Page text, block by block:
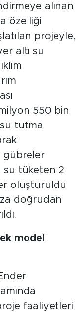
alınan
özelliği
projeyle,
altı su
550 bin
tutma
gübreler
su tüketen 2
oluşturuldu
doğrudan
model
faaliyetleri